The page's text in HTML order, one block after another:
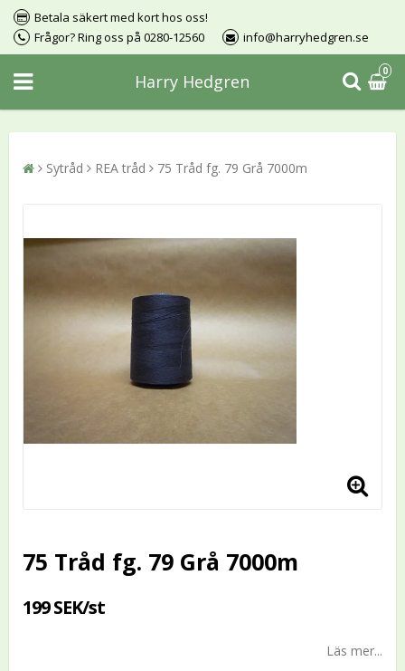
Betala säkert med kort hos oss!
Frågor? Ring oss på 0280-12560
info@harryhedgren.se
Harry Hedgren
0
Sytråd REA tråd 75 Tråd fg. 79 Grå 7000m
75 Tråd fg. 79 Grå 7000m
199 SEK/st
Läs mer...